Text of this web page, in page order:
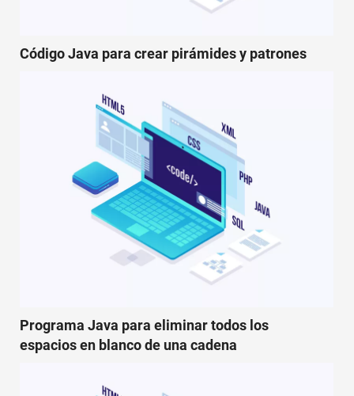
Código Java para crear pirámides y patrones
Programa Java para eliminar todos los
espacios en blanco de una cadena